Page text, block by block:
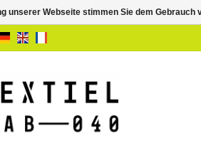
unserer Webseite stimmen Sie dem